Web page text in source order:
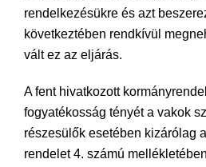
rendelkezésükre és azt
következtében rendkívül
vált ez az eljárás.
A fent hivatkozott
fogyatékosság tényét a vakok
részesülők esetében kizárólag
rendelet 4. számú